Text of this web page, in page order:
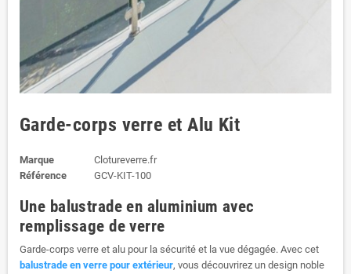
Garde-corps verre et Alu Kit
Marque
Clotureverre.fr
Référence
GCV-KIT-100
Une balustrade en aluminium avec
remplissage de verre
Garde-corps verre et alu pour la sécurité et la vue dégagée. Avec cet
balustrade en verre pour extérieur, vous découvrirez un design noble